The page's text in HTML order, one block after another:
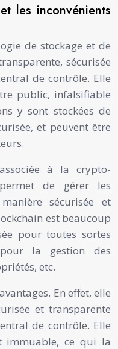
les inconvénients
de stockage et de
sécurisée
de contrôle. Elle
public, infalsifiable
y sont stockées de
et peuvent être
à la crypto-
de gérer les
sécurisée et
est beaucoup
pour toutes sortes
pour la gestion des
etc.
En effet, elle
et transparente
de contrôle. Elle
immuable, ce qui la